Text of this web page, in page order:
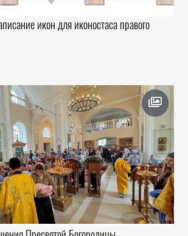
икон для иконостаса правого